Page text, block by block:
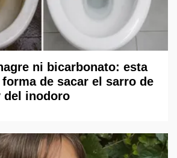
ni bicarbonato: esta
forma de sacar el sarro de
del inodoro